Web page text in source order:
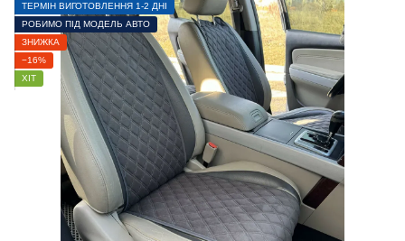
ТЕРМІН ВИГОТОВЛЕННЯ 1-2 ДНІ
РОБИМО ПІД МОДЕЛЬ АВТО
ЗНИЖКА
−16%
ХІТ